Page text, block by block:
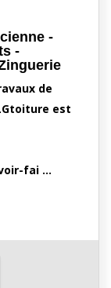
-
-
de
est
fai …